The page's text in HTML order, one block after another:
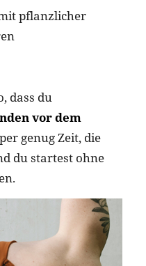
pflanzlicher
dass du
vor dem
genug Zeit, die
du startest ohne